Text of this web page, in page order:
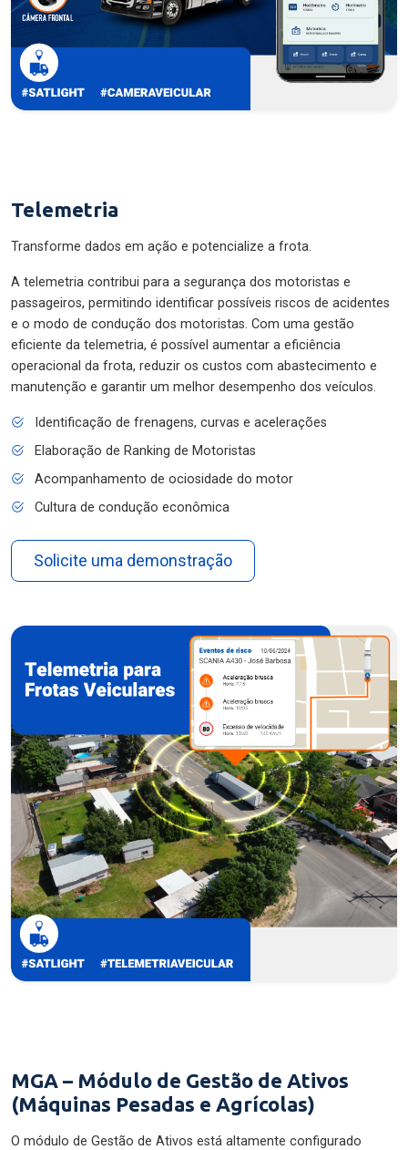
Telemetria
Transforme dados em ação e potencialize a frota.
A telemetria contribui para a segurança dos motoristas e
passageiros, permitindo identificar possíveis riscos de acidentes
e o modo de condução dos motoristas. Com uma gestão
eficiente da telemetria, é possível aumentar a eficiência
operacional da frota, reduzir os custos com abastecimento e
manutenção e garantir um melhor desempenho dos veículos.
Identificação de frenagens, curvas e acelerações
Elaboração de Ranking de Motoristas
Acompanhamento de ociosidade do motor
Cultura de condução econômica
Solicite uma demonstração
MGA – Módulo de Gestão de Ativos
(Máquinas Pesadas e Agrícolas)
O módulo de Gestão de Ativos está altamente configurado